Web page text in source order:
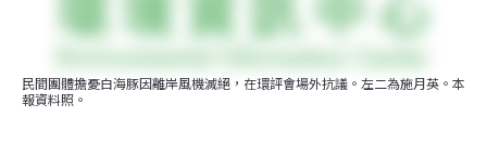
民間團體擔憂白海豚因離岸風機滅絕，在環評會場外抗議。左二為施月英。本
報資料照。